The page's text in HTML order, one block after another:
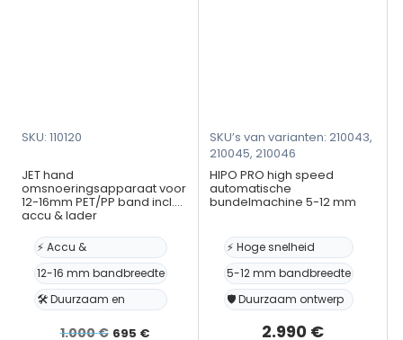
mm,
–
breedte
850mm,
hoogte
800mm
aantal
SKU: 110120
JET hand
omsnoeringsapparaat voor
12-16mm PET/PP band incl.
accu & lader
⚡ Accu &
12-16 mm bandbreedte
🛠️ Duurzaam en
1.000€ Oorspronkelijke
695 €Huidige
SKU’s van varianten: 210043,
210045, 210046
HIPO PRO high speed
automatische
bundelmachine 5-12 mm
⚡ Hoge snelheid
5-12 mm bandbreedte
🛡️ Duurzaam ontwerp
2.990 €